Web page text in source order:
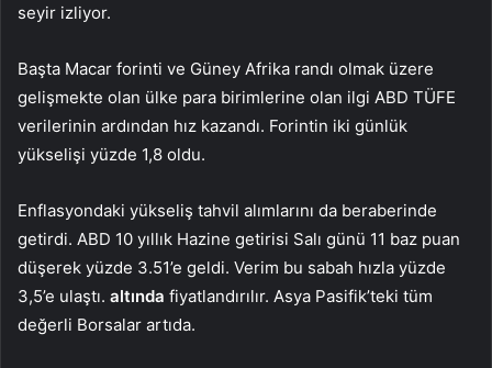
seyir izliyor.
Başta Macar forinti ve Güney Afrika randı olmak üzere
gelişmekte olan ülke para birimlerine olan ilgi ABD TÜFE
verilerinin ardından hız kazandı. Forintin iki günlük
yükselişi yüzde 1,8 oldu.
Enflasyondaki yükseliş tahvil alımlarını da beraberinde
getirdi. ABD 10 yıllık Hazine getirisi Salı günü 11 baz puan
düşerek yüzde 3.51’e geldi. Verim bu sabah hızla yüzde
3,5’e ulaştı. altında fiyatlandırılır. Asya Pasifik’teki tüm
değerli Borsalar artıda.